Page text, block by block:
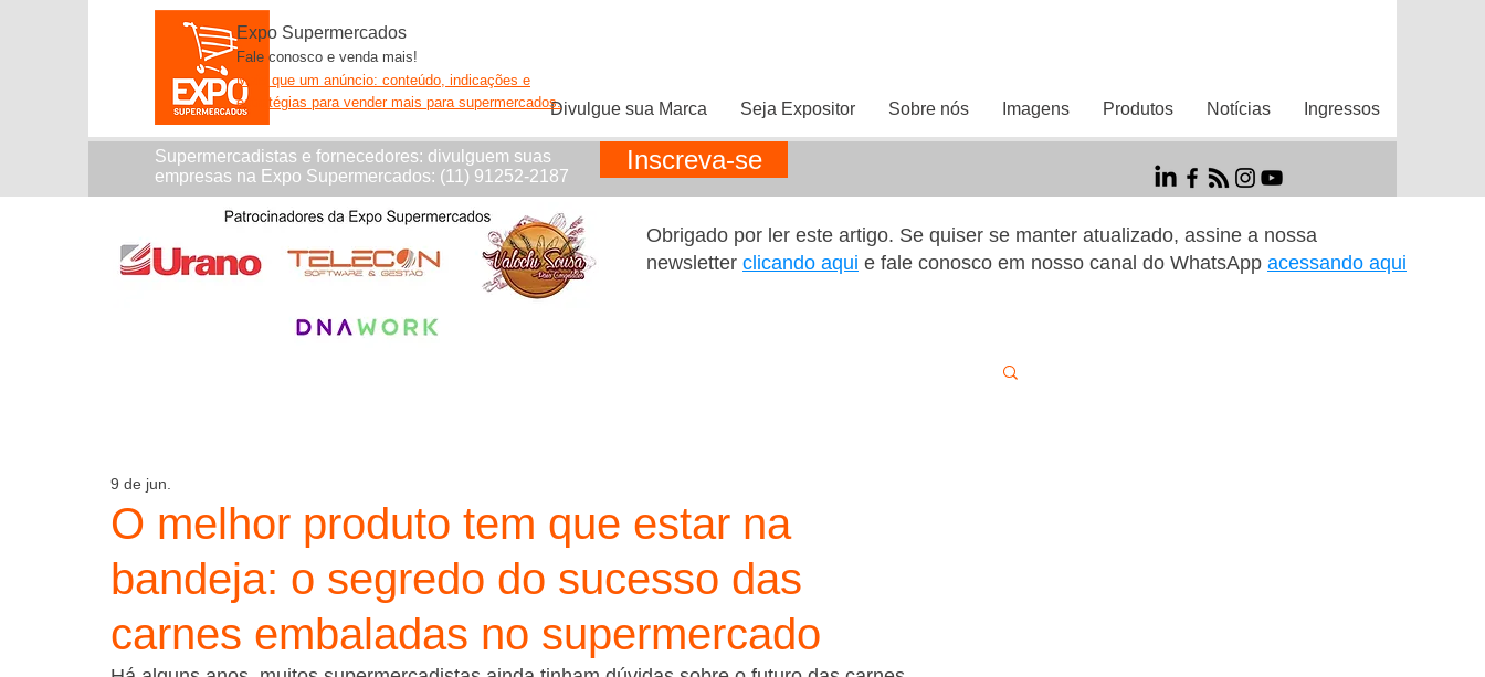
Divulgue sua Marca Seja Expositor Sobre nós Imagens Produtos Notícias Ingressos
Expo Supermercados
Fale conosco e venda mais!
Mais que um anúncio: conteúdo, indicações e
estratégias para vender mais para supermercados.
Supermercadistas e fornecedores: divulguem suas
empresas na Expo Supermercados: (11) 91252-2187
Inscreva-se
Obrigado por ler este artigo. Se quiser se manter atualizado, assine a nossa
newsletter clicando aqui e fale conosco em nosso canal do WhatsApp acessando aqui
O melhor produto tem que estar na
bandeja: o segredo do sucesso das
carnes embaladas no supermercado
9 de jun.